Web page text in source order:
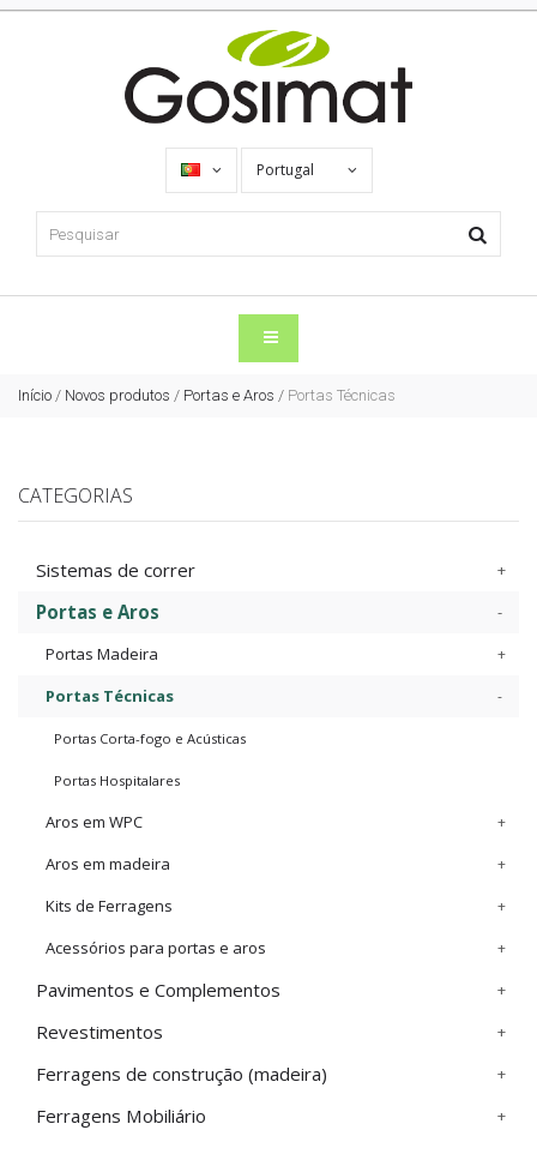
Portugal
Início / Novos produtos / Portas e Aros / Portas Técnicas
CATEGORIAS
Sistemas de correr
Portas e Aros
Portas Madeira
Portas Técnicas
Portas Corta-fogo e Acústicas
Portas Hospitalares
Aros em WPC
Aros em madeira
Kits de Ferragens
Acessórios para portas e aros
Pavimentos e Complementos
Revestimentos
Ferragens de construção (madeira)
Ferragens Mobiliário